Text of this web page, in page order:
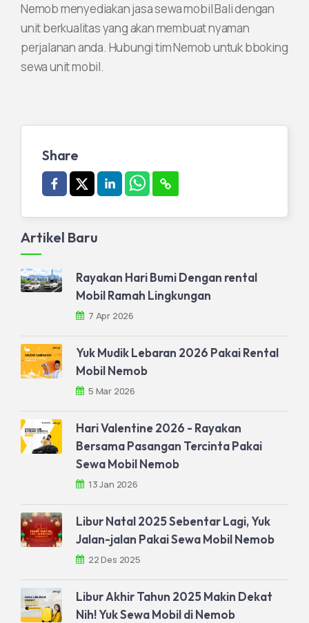
Nemob menyediakan jasa sewa mobil Bali dengan
unit berkualitas yang akan membuat nyaman
perjalanan anda. Hubungi tim Nemob untuk bboking
sewa unit mobil.
Share
Artikel Baru
Rayakan Hari Bumi Dengan rental
Mobil Ramah Lingkungan
7 Apr 2026
Yuk Mudik Lebaran 2026 Pakai Rental
Mobil Nemob
5 Mar 2026
Hari Valentine 2026 - Rayakan
Bersama Pasangan Tercinta Pakai
Sewa Mobil Nemob
13 Jan 2026
Libur Natal 2025 Sebentar Lagi, Yuk
Jalan-jalan Pakai Sewa Mobil Nemob
22 Des 2025
Libur Akhir Tahun 2025 Makin Dekat
Nih! Yuk Sewa Mobil di Nemob